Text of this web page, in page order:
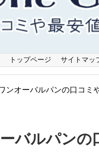
トップページ サイトマッ
ンオーバルパンの口コミ
バルパンの